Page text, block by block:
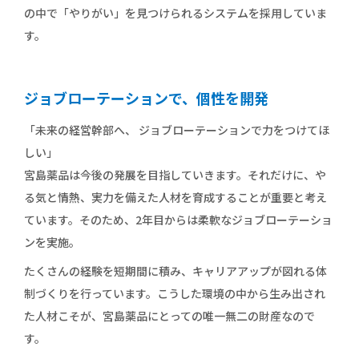
の中で「やりがい」を見つけられるシステムを採用していま
す。
ジョブローテーションで、個性を開発
「未来の経営幹部へ、 ジョブローテーションで力をつけてほ
しい」
宮島薬品は今後の発展を目指していきます。それだけに、や
る気と情熱、実力を備えた人材を育成することが重要と考え
ています。そのため、2年目からは柔軟なジョブローテーショ
ンを実施。
たくさんの経験を短期間に積み、キャリアアップが図れる体
制づくりを行っています。こうした環境の中から生み出され
た人材こそが、宮島薬品にとっての唯一無二の財産なので
す。